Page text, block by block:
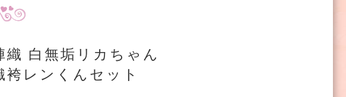
織 白無垢リカちゃん
袴レンくんセット